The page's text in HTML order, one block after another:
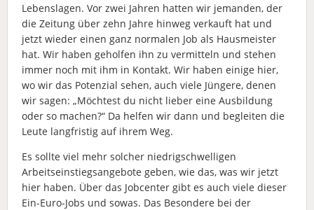
Lebenslagen. Vor zwei Jahren hatten wir jemanden, der
die Zeitung über zehn Jahre hinweg verkauft hat und
jetzt wieder einen ganz normalen Job als Hausmeister
hat. Wir haben geholfen ihn zu vermitteln und stehen
immer noch mit ihm in Kontakt. Wir haben einige hier,
wo wir das Potenzial sehen, auch viele Jüngere, denen
wir sagen: „Möchtest du nicht lieber eine Ausbildung
oder so machen?“ Da helfen wir dann und begleiten die
Leute langfristig auf ihrem Weg.
Es sollte viel mehr solcher niedrigschwelligen
Arbeitseinstiegsangebote geben, wie das, was wir jetzt
hier haben. Über das Jobcenter gibt es auch viele dieser
Ein-Euro-Jobs und sowas. Das Besondere bei der